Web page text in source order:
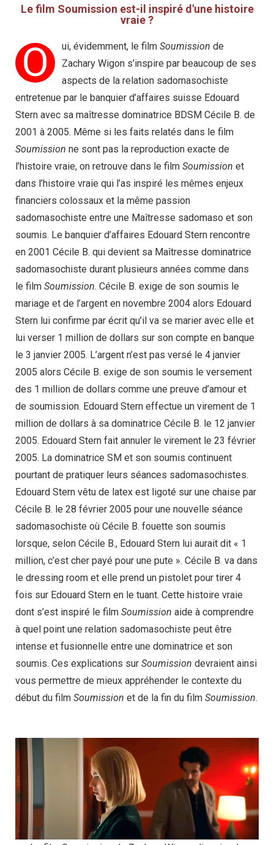
Le film Soumission est-il inspiré d'une histoire
vraie ?
O ui, évidemment, le film Soumission de
Zachary Wigon s’inspire par beaucoup de ses
aspects de la relation sadomasochiste
entretenue par le banquier d’affaires suisse Edouard
Stern avec sa maîtresse dominatrice BDSM Cécile B. de
2001 à 2005. Même si les faits relatés dans le film
Soumission ne sont pas la reproduction exacte de
l’histoire vraie, on retrouve dans le film Soumission et
dans l’histoire vraie qui l’as inspiré les mêmes enjeux
financiers colossaux et la même passion
sadomasochiste entre une Maîtresse sadomaso et son
soumis. Le banquier d’affaires Edouard Stern rencontre
en 2001 Cécile B. qui devient sa Maîtresse dominatrice
sadomasochiste durant plusieurs années comme dans
le film Soumission. Cécile B. exige de son soumis le
mariage et de l’argent en novembre 2004 alors Edouard
Stern lui confirme par écrit qu’il va se marier avec elle et
lui verser 1 million de dollars sur son compte en banque
le 3 janvier 2005. L’argent n’est pas versé le 4 janvier
2005 alors Cécile B. exige de son soumis le versement
des 1 million de dollars comme une preuve d’amour et
de soumission. Edouard Stern effectue un virement de 1
million de dollars à sa dominatrice Cécile B. le 12 janvier
2005. Edouard Stern fait annuler le virement le 23 février
2005. La dominatrice SM et son soumis continuent
pourtant de pratiquer leurs séances sadomasochistes.
Edouard Stern vêtu de latex est ligoté sur une chaise par
Cécile B. le 28 février 2005 pour une nouvelle séance
sadomasochiste où Cécile B. fouette son soumis
lorsque, selon Cécile B., Edouard Stern lui aurait dit « 1
million, c’est cher payé pour une pute ». Cécile B. va dans
le dressing room et elle prend un pistolet pour tirer 4
fois sur Edouard Stern en le tuant. Cette histoire vraie
dont s’est inspiré le film Soumission aide à comprendre
à quel point une relation sadomasochiste peut être
intense et fusionnelle entre une dominatrice et son
soumis. Ces explications sur Soumission devraient ainsi
vous permettre de mieux appréhender le contexte du
début du film Soumission et de la fin du film Soumission.